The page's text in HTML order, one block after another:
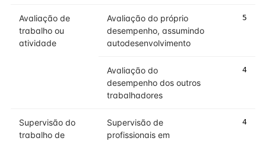
Avaliação de
trabalho ou
atividade
Avaliação do próprio
desempenho, assumindo
autodesenvolvimento
5
Avaliação do
desempenho dos outros
trabalhadores
4
Supervisão do
trabalho de
Supervisão de
profissionais em
4